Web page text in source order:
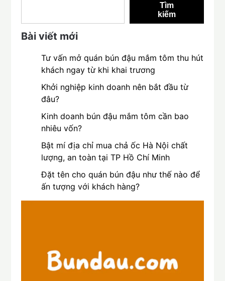
Tìm
kiếm
Bài viết mới
Tư vấn mở quán bún đậu mắm tôm thu hút
khách ngay từ khi khai trương
Khởi nghiệp kinh doanh nên bắt đầu từ
đâu?
Kinh doanh bún đậu mắm tôm cần bao
nhiêu vốn?
Bật mí địa chỉ mua chả ốc Hà Nội chất
lượng, an toàn tại TP Hồ Chí Minh
Đặt tên cho quán bún đậu như thế nào để
ấn tượng với khách hàng?